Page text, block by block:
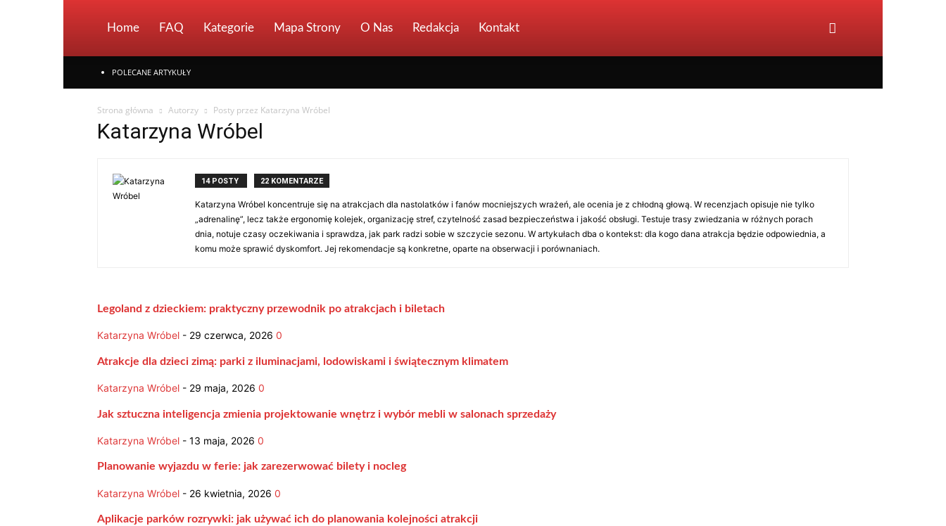
Home FAQ Kategorie Mapa Strony O Nas Redakcja Kontakt
POLECANE ARTYKUŁY
Strona główna Autorzy Posty przez Katarzyna Wróbel
Katarzyna Wróbel
14 POSTY 22 KOMENTARZE
Katarzyna Wróbel koncentruje się na atrakcjach dla nastolatków i fanów mocniejszych wrażeń, ale ocenia je z chłodną głową. W recenzjach opisuje nie tylko
„adrenalinę”, lecz także ergonomię kolejek, organizację stref, czytelność zasad bezpieczeństwa i jakość obsługi. Testuje trasy zwiedzania w różnych porach
dnia, notuje czasy oczekiwania i sprawdza, jak park radzi sobie w szczycie sezonu. W artykułach dba o kontekst: dla kogo dana atrakcja będzie odpowiednia, a
komu może sprawić dyskomfort. Jej rekomendacje są konkretne, oparte na obserwacji i porównaniach.
Legoland z dzieckiem: praktyczny przewodnik po atrakcjach i biletach
Katarzyna Wróbel - 29 czerwca, 2026 0
Atrakcje dla dzieci zimą: parki z iluminacjami, lodowiskami i świątecznym klimatem
Katarzyna Wróbel - 29 maja, 2026 0
Jak sztuczna inteligencja zmienia projektowanie wnętrz i wybór mebli w salonach sprzedaży
Katarzyna Wróbel - 13 maja, 2026 0
Planowanie wyjazdu w ferie: jak zarezerwować bilety i nocleg
Katarzyna Wróbel - 26 kwietnia, 2026 0
Aplikacje parków rozrywki: jak używać ich do planowania kolejności atrakcji